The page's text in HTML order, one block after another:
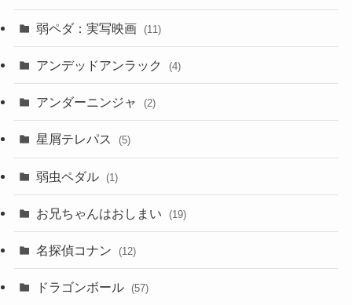
弱ペダ：実写映画 (11)
アンデッドアンラック (4)
アンダーニンジャ (2)
星屑テレパス (5)
弱虫ペダル (1)
お兄ちゃんはおしまい (19)
名探偵コナン (12)
ドラゴンボール (57)